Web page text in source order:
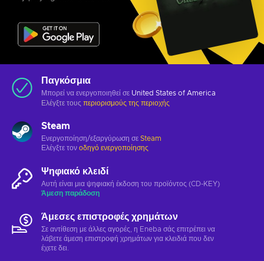
Παγκόσμια
Μπορεί να ενεργοποιηθεί σε United States of America
Ελέγξτε τους περιορισμούς της περιοχής
Steam
Ενεργοποίηση/εξαργύρωση σε Steam
Ελέγξτε τον οδηγό ενεργοποίησης
Ψηφιακό κλειδί
Αυτή είναι μια ψηφιακή έκδοση του προϊόντος (CD-KEY)
Άμεση παράδοση
Άμεσες επιστροφές χρημάτων
Σε αντίθεση με άλλες αγορές, η Eneba σάς επιτρέπει να
λάβετε άμεση επιστροφή χρημάτων για κλειδιά που δεν
έχετε δει.